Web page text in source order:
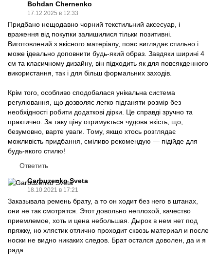
Bohdan Chernenko
17.12.2025 в 12:33
Придбано нещодавно чорний текстильний аксесуар, і
враження від покупки залишилися тільки позитивні.
Виготовлений з якісного матеріалу, пояс виглядає стильно і
може ідеально доповнити будь-який образ. Завдяки ширині 4
см та класичному дизайну, він підходить як для повсякденного
використання, так і для більш формальних заходів.
Крім того, особливо сподобалася унікальна система
регулювання, що дозволяє легко підганяти розмір без
необхідності робити додаткові дірки. Це справді зручно та
практично. За таку ціну отримується чудова якість, що,
безумовно, варте уваги. Тому, якщо хтось розглядає
можливість придбання, сміливо рекомендую — підійде для
будь-якого стилю!
Ответить
Garbuzenko Sveta
18.10.2021 в 17:21
Заказывала ремень брату, а то он ходит без него в штанах,
они не так смотрятся. Этот довольно неплохой, качество
приемлемое, хоть и цена небольшая. Дырок в нем нет под
пряжку, но хлястик отлично проходит сквозь материал и после
носки не видно никаких следов. Брат остался доволен, да и я
рада.